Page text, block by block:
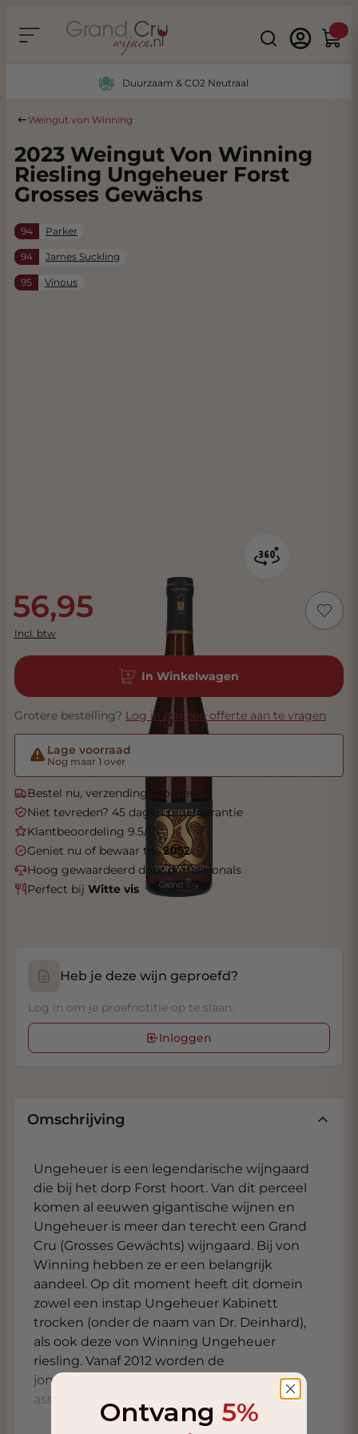
Search
Duurzaam & CO2 Neutraal
Weingut von Winning
2023 Weingut Von Winning
Riesling Ungeheuer Forst
Grosses Gewächs
94 Parker
94 James Suckling
95 Vinous
56,95
Incl. btw
In Winkelwagen
Grotere bestelling? Log in om een offerte aan te vragen
Lage voorraad
Nog maar 1 over
Bestel nu, verzending morgen
Niet tevreden? 45 dagen proefgarantie
Klantbeoordeling 9.5/10
Geniet nu of bewaar tot2052
Hoog gewaardeerd door professionals
Perfect bij Witte vis
Heb je deze wijn geproefd?
Log in om je proefnotitie op te slaan.
Inloggen
Omschrijving
Ungeheuer is een legendarische wijngaard
die bij het dorp Forst hoort. Van dit perceel
komen al eeuwen gigantische wijnen en
Ungeheuer is meer dan terecht een Grand
Cru (Grosses Gewächts) wijngaard. Bij von
Winning hebben ze er een belangrijk
aandeel. Op dit moment heeft dit domein
zowel een instap Ungeheuer Kabinett
trocken (onder de naam van Dr. Deinhard),
als ook deze von Winning Ungeheuer
riesling. Vanaf 2012 worden de
jongerestokken gebruikt voor de
assemblage van de instapriesling (zonder
vermelding van wijngaard), en de beste
Ontvang 5%